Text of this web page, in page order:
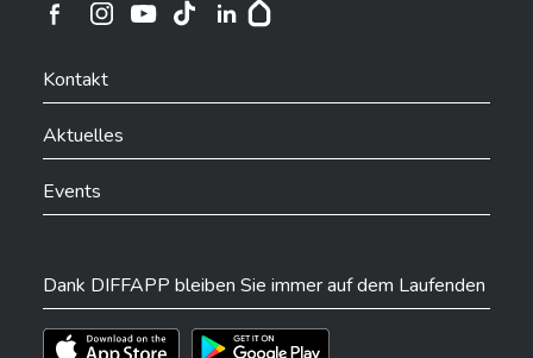
Ville de Differdange sur Instagram
Kontakt
Aktuelles
Events
Dank DIFFAPP bleiben Sie immer auf dem Laufenden
Téléchargez l'app sur l'App StoreTéléchargez l'app sur Play Store